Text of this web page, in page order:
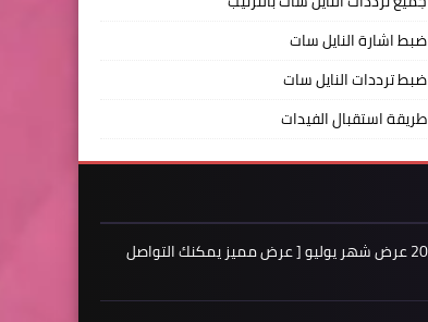
ضبط اشارة النايل سات
ضبط ترددات النايل سات
طريقة استقبال الفيدات
اعلن لدينا فى مدونة ترددات النايل سات 2026 عرض شهر يوليو [ عرض مميز يمكنك التواصل